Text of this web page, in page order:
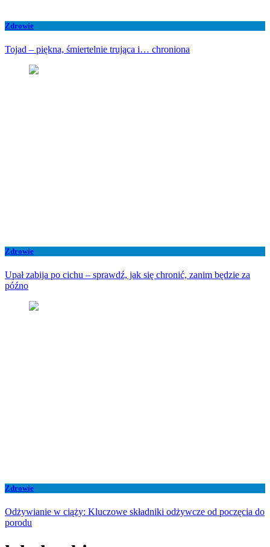
Zdrowie
Tojad – piękna, śmiertelnie trująca i… chroniona
Zdrowie
Upał zabija po cichu – sprawdź, jak się chronić, zanim będzie za
późno
Zdrowie
Odżywianie w ciąży: Kluczowe składniki odżywcze od poczęcia do
porodu